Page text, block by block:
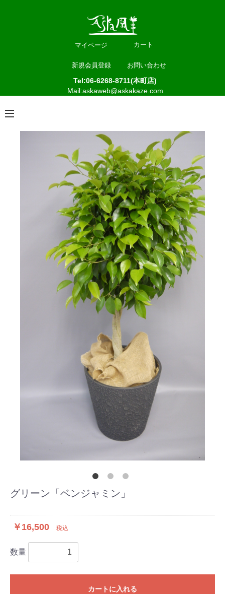
マイページ カート
新規会員登録 お問い合わせ
Tel:06-6268-8711(本町店)
Mail:askaweb@askakaze.com
グリーン「ベンジャミン」
￥16,500 税込
数量
カートに入れる